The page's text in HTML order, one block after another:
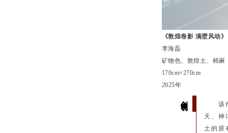
《敦煌卷影 满壁风动》
李海磊
矿物色、敦煌土、棉麻
170cm×270cm
2025年
该
天、神
土的原